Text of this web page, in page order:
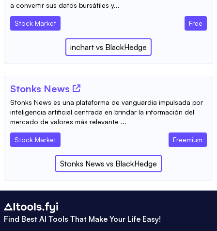
a convertir sus datos bursátiles y...
Stock Market Free
inchart vs BlackHedge
Stonks News
Stonks News es una plataforma de vanguardia impulsada por
inteligencia artificial centrada en brindar la información del
mercado de valores más relevante ...
Stock Market Freemium
Stonks News vs BlackHedge
Find Best AI Tools That Make Your Life Easy!